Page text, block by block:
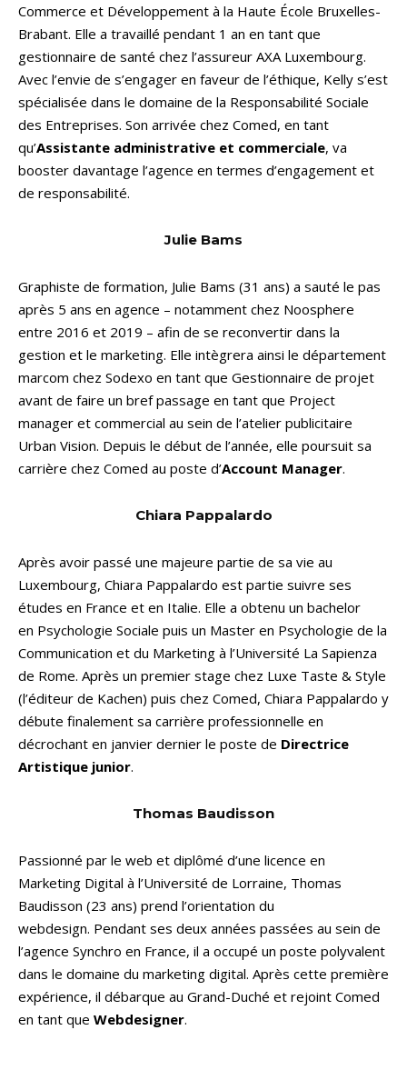
Commerce et Développement à la Haute École Bruxelles-
Brabant. Elle a travaillé pendant 1 an en tant que
gestionnaire de santé chez l’assureur AXA Luxembourg.
Avec l’envie de s’engager en faveur de l’éthique, Kelly s’est
spécialisée dans le domaine de la Responsabilité Sociale
des Entreprises. Son arrivée chez Comed, en tant
qu’Assistante administrative et commerciale, va
booster davantage l’agence en termes d’engagement et
de responsabilité.
Julie Bams
Graphiste de formation, Julie Bams (31 ans) a sauté le pas
après 5 ans en agence – notamment chez Noosphere
entre 2016 et 2019 – afin de se reconvertir dans la
gestion et le marketing. Elle intègrera ainsi le département
marcom chez Sodexo en tant que Gestionnaire de projet
avant de faire un bref passage en tant que Project
manager et commercial au sein de l’atelier publicitaire
Urban Vision. Depuis le début de l’année, elle poursuit sa
carrière chez Comed au poste d’Account Manager.
Chiara Pappalardo
Après avoir passé une majeure partie de sa vie au
Luxembourg, Chiara Pappalardo est partie suivre ses
études en France et en Italie. Elle a obtenu un bachelor
en Psychologie Sociale puis un Master en Psychologie de la
Communication et du Marketing à l’Université La Sapienza
de Rome. Après un premier stage chez Luxe Taste & Style
(l’éditeur de Kachen) puis chez Comed, Chiara Pappalardo y
débute finalement sa carrière professionnelle en
décrochant en janvier dernier le poste de Directrice
Artistique junior.
Thomas Baudisson
Passionné par le web et diplômé d’une licence en
Marketing Digital à l’Université de Lorraine, Thomas
Baudisson (23 ans) prend l’orientation du
webdesign. Pendant ses deux années passées au sein de
l’agence Synchro en France, il a occupé un poste polyvalent
dans le domaine du marketing digital. Après cette première
expérience, il débarque au Grand-Duché et rejoint Comed
en tant que Webdesigner.